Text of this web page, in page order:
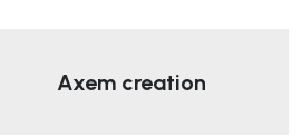
Axem creation